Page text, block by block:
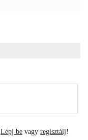
Lépj be vagy regisztálj!